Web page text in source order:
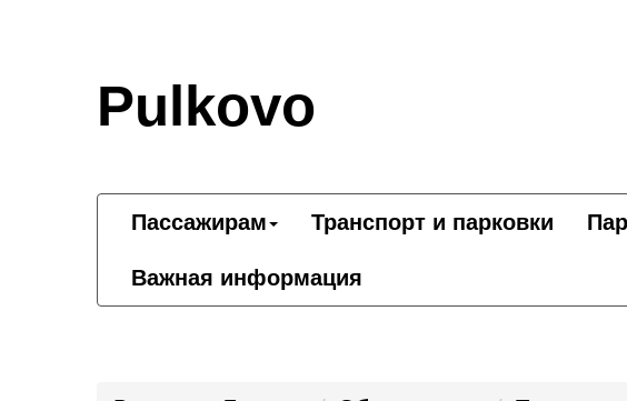
Pulkovo
Пассажирам Транспорт и парковки
Важная информация